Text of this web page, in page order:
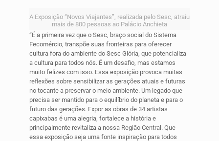
A Exposição “Novos Viajantes”, realizada pelo Sesc, atraiu
mais de 800 pessoas ao Palácio Anchieta
“É a primeira vez que o Sesc, braço social do Sistema
Fecomércio, transpõe suas fronteiras para oferecer
cultura fora do ambiente do Sesc Glória, que potencializa
a cultura para todos nós. É um desafio, mas estamos
muito felizes com isso. Essa exposição provoca muitas
reflexões sobre sensibilizar as gerações atuais e futuras
no tocante a preservar o meio ambiente. Um legado que
precisa ser mantido para o equilíbrio do planeta e para o
futuro das gerações. Expor as obras de 34 artistas
capixabas é uma alegria, fortalece a história e
principalmente revitaliza a nossa Região Central. Que
essa exposição seja uma fonte inspiração para todos